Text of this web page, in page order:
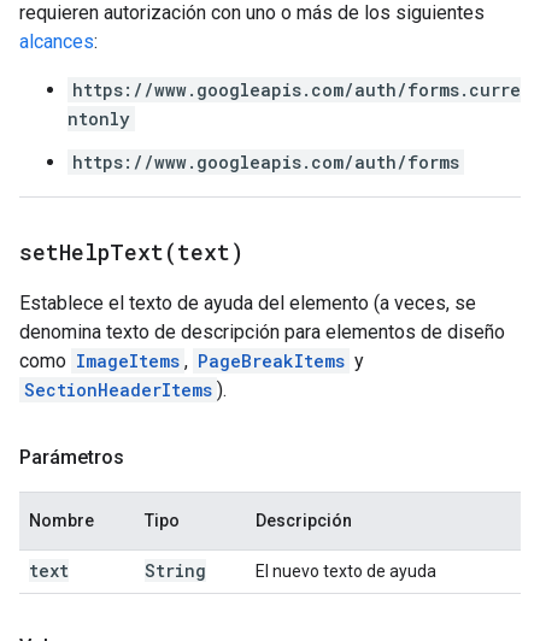
requieren autorización con uno o más de los siguientes
alcances:
https://www.googleapis.com/auth/forms.curre
ntonly
https://www.googleapis.com/auth/forms
setHelpText(text)
Establece el texto de ayuda del elemento (a veces, se
denomina texto de descripción para elementos de diseño
como ImageItems , PageBreakItems y
SectionHeaderItems ).
Parámetros
Nombre Tipo Descripción
text String El nuevo texto de ayuda